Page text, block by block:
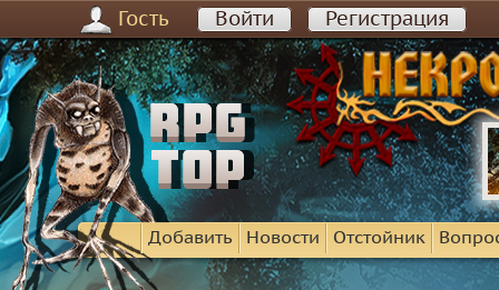
Гость Войти Регистрация
Добавить Новости Отстойник